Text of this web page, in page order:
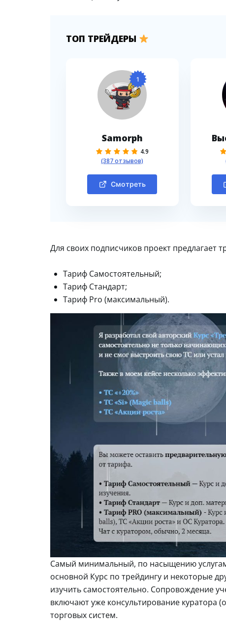
ТОП ТРЕЙДЕРЫ
1
Samorph
4.9
(387 отзывов)
Смотреть
Для своих подписчиков проект предлагает
Тариф Самостоятельный;
Тариф Стандарт;
Тариф Pro (максимальный).
Самый минимальный, по насыщению
основной Курс по трейдингу и некоторые
изучить самостоятельно. Сопровождение
включают уже консультирование куратора
торговых систем.